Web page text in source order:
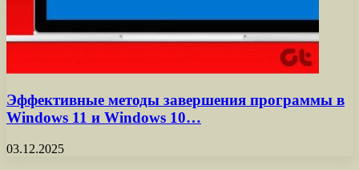
Эффективные методы завершения программы в
Windows 11 и Windows 10…
03.12.2025